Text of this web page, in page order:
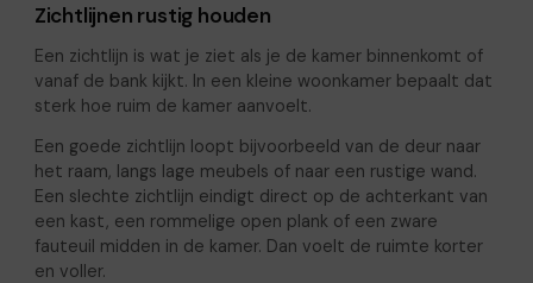
Zichtlijnen rustig houden
Een zichtlijn is wat je ziet als je de kamer binnenkomt of
vanaf de bank kijkt. In een kleine woonkamer bepaalt dat
sterk hoe ruim de kamer aanvoelt.
Een goede zichtlijn loopt bijvoorbeeld van de deur naar
het raam, langs lage meubels of naar een rustige wand.
Een slechte zichtlijn eindigt direct op de achterkant van
een kast, een rommelige open plank of een zware
fauteuil midden in de kamer. Dan voelt de ruimte korter
en voller.